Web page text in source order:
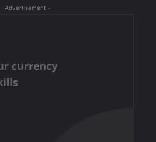
- Advertisement -